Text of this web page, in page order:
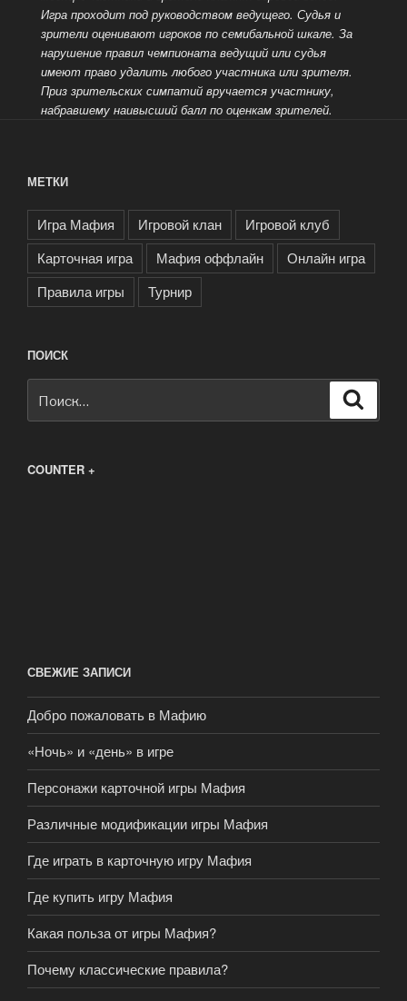
Игра проходит под руководством ведущего. Судья и
зрители оценивают игроков по семибальной шкале. За
нарушение правил чемпионата ведущий или судья
имеют право удалить любого участника или зрителя.
Приз зрительских симпатий вручается участнику,
набравшему наивысший балл по оценкам зрителей.
МЕТКИ
Игра Мафия Игровой клан
Игровой клуб
Карточная игра
Мафия оффлайн
Онлайн игра
Правила игры
Турнир
ПОИСК
COUNTER +
СВЕЖИЕ ЗАПИСИ
Добро пожаловать в Мафию
«Ночь» и «день» в игре
Персонажи карточной игры Мафия
Различные модификации игры Мафия
Где играть в карточную игру Мафия
Где купить игру Мафия
Какая польза от игры Мафия?
Почему классические правила?